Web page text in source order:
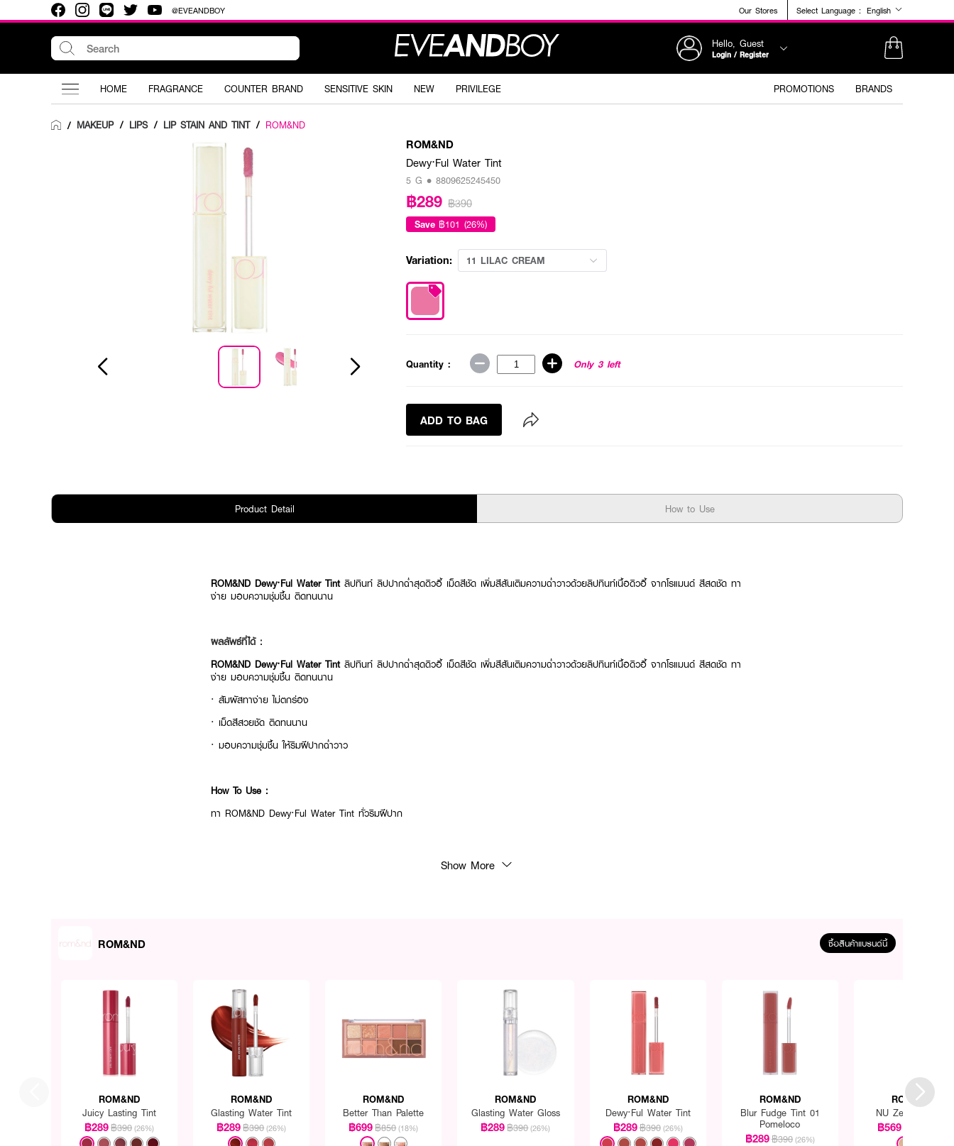
@EVEANDBOY Our Stores Select Language : English
Hello, Guest
Login / Register
HOME FRAGRANCE COUNTER BRAND SENSITIVE SKIN NEW PRIVILEGE PROMOTIONS BRANDS
/ MAKEUP / LIPS / LIP STAIN AND TINT / ROM&ND
ROM&ND
Dewy·Ful Water Tint
5 G • 8809625245450
฿289 ฿390
Save ฿101 (26%)
Variation: 11 LILAC CREAM
Quantity : Only 3 left
ADD TO BAG
Product Detail How to Use
ROM&ND Dewy·Ful Water Tint ลิปทินท์ ลิปปากฉ่ำสุดดิวอี้ เม็ดสีชัด เพิ่มสีสันเติมความฉ่ำวาวด้วยลิปทินท์เนื้อดิวอี้ จากโรแมนด์ สีสดชัด ทา
ง่าย มอบความชุ่มชื้น ติดทนนาน
ผลลัพธ์ที่ได้ :
ROM&ND Dewy·Ful Water Tint ลิปทินท์ ลิปปากฉ่ำสุดดิวอี้ เม็ดสีชัด เพิ่มสีสันเติมความฉ่ำวาวด้วยลิปทินท์เนื้อดิวอี้ จากโรแมนด์ สีสดชัด ทา
ง่าย มอบความชุ่มชื้น ติดทนนาน
· สัมผัสทาง่าย ไม่ตกร่อง
· เม็ดสีสวยชัด ติดทนนาน
· มอบความชุ่มชื้น ให้ริมฝีปากฉ่ำวาว
How To Use :
ทา ROM&ND Dewy·Ful Water Tint ทั่วริมฝีปาก
Show More
ROM&ND ซื้อสินค้าแบรนด์นี้
ROM&ND
Juicy Lasting Tint
฿289฿390 (26%)
ROM&ND
Glasting Water Tint
฿289฿390 (26%)
ROM&ND
Better Than Palette
฿699฿850 (18%)
ROM&ND
Glasting Water Gloss
฿289฿390 (26%)
ROM&ND
Dewy·Ful Water Tint
฿289฿390 (26%)
ROM&ND
Blur Fudge Tint 01
Pomeloco
฿289฿390 (26%)
ROM&ND
NU Zero Cushion
฿569